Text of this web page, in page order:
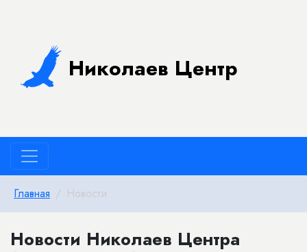
Николаев Центр
Главная Новости
Новости Николаев Центра